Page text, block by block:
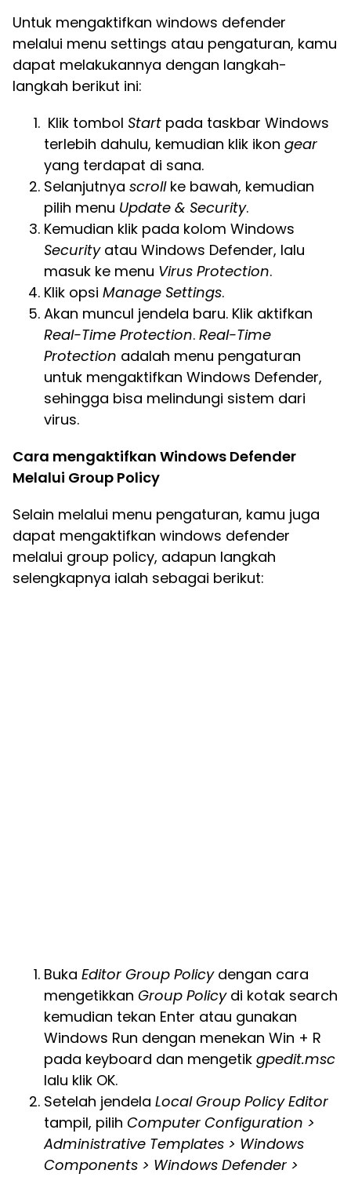
Untuk mengaktifkan windows defender
melalui menu settings atau pengaturan, kamu
dapat melakukannya dengan langkah-
langkah berikut ini:
Klik tombol Start pada taskbar Windows
terlebih dahulu, kemudian klik ikon gear
yang terdapat di sana.
Selanjutnya scrollke bawah, kemudian
pilih menu Update & Security.
Kemudian klik pada kolom Windows
Securityatau Windows Defender, lalu
masuk ke menu Virus Protection.
Klik opsi Manage Settings.
Akan muncul jendela baru. Klik aktifkan
Real-Time Protection. Real-Time
Protection adalah menu pengaturan
untuk mengaktifkan Windows Defender,
sehingga bisa melindungi sistem dari
virus.
Cara mengaktifkan Windows Defender
Melalui Group Policy
Selain melalui menu pengaturan, kamu juga
dapat mengaktifkan windows defender
melalui group policy, adapun langkah
selengkapnya ialah sebagai berikut:
Buka Editor Group Policydengan cara
mengetikkan Group Policydi kotak search
kemudian tekan Enter atau gunakan
Windows Run dengan menekan Win + R
pada keyboard dan mengetik gpedit.msc
lalu klik OK.
Setelah jendela Local Group Policy Editor
tampil, pilih Computer Configuration >
Administrative Templates > Windows
Components > Windows Defender >